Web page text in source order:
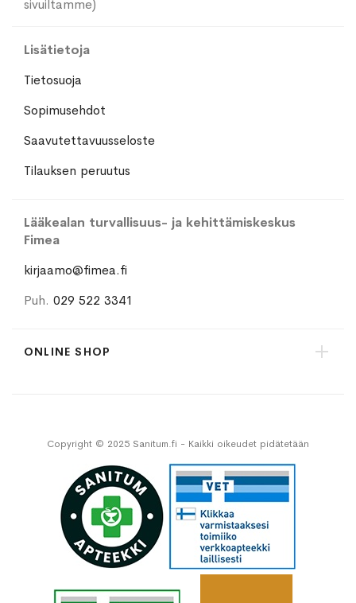
sivuiltamme)
Lisätietoja
Tietosuoja
Sopimusehdot
Saavutettavuusseloste
Tilauksen peruutus
Lääkealan turvallisuus- ja kehittämiskeskus
Fimea
kirjaamo@fimea.fi
Puh. 029 522 3341
ONLINE SHOP
Copyright © 2025 Sanitum.fi - Kaikki oikeudet pidätetään